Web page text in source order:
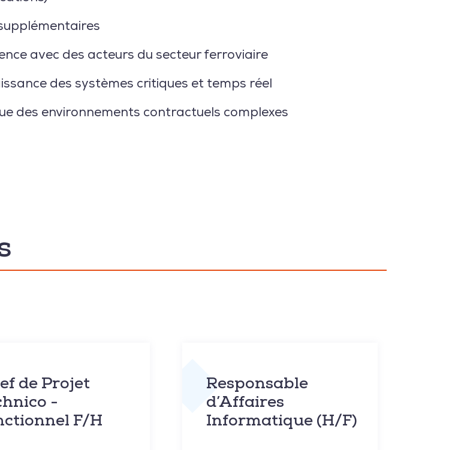
avec des acteurs du secteur ferroviaire
des systèmes critiques et temps réel
des environnements contractuels complexes
de Projet
-
F/H
Responsable
d’Affaires
Informatique (H/F)